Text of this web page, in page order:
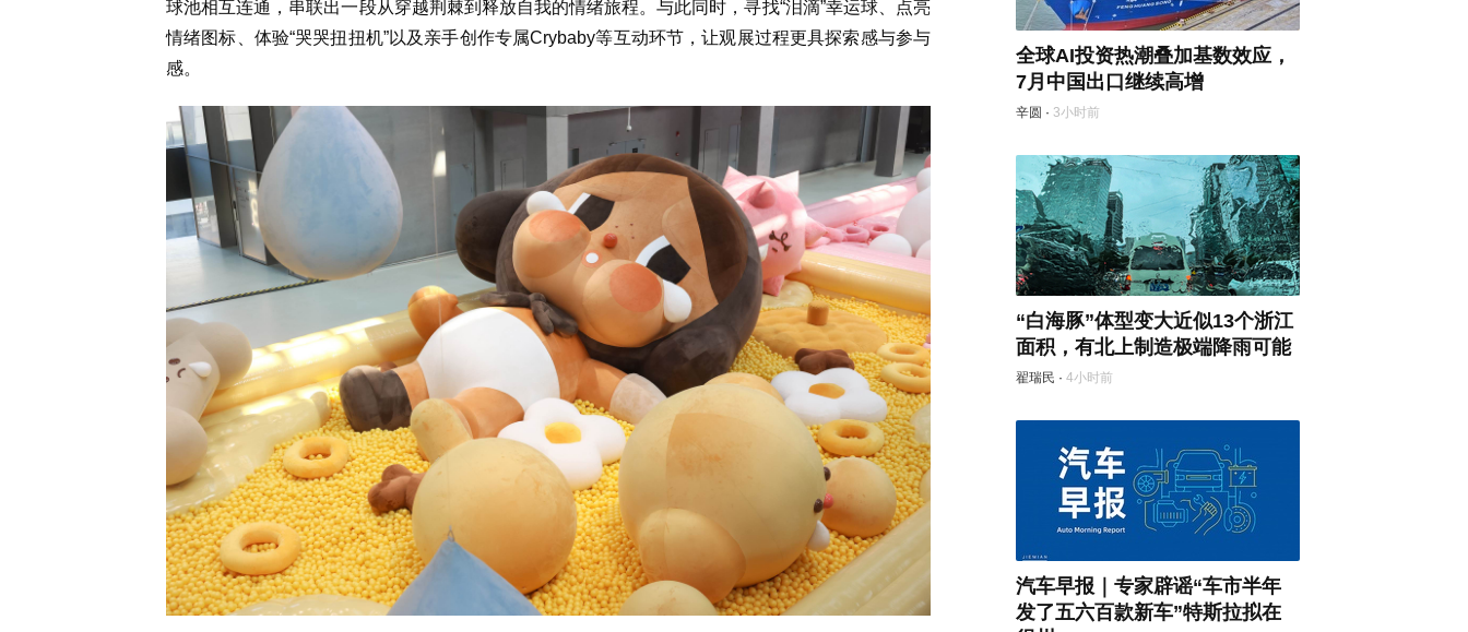
球池相互连通，串联出一段从穿越荆棘到释放自我的情绪旅程。与此同时，寻找“泪滴”幸运球、点亮
情绪图标、体验“哭哭扭扭机”以及亲手创作专属Crybaby等互动环节，让观展过程更具探索感与参与
感。
全球AI投资热潮叠加基数效应，
7月中国出口继续高增
辛圆 · 3小时前
“白海豚”体型变大近似13个浙江
面积，有北上制造极端降雨可能
翟瑞民 · 4小时前
汽车早报｜专家辟谣“车市半年
发了五六百款新车”特斯拉拟在